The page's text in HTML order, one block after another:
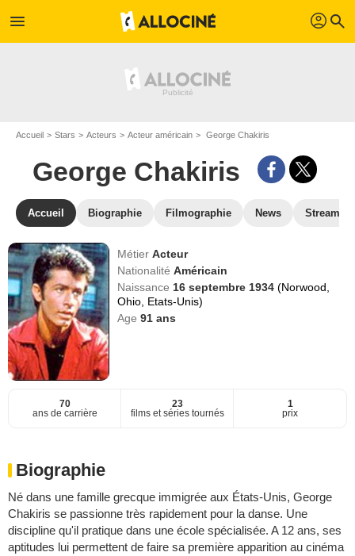
menu profil search
Accueil Stars Acteurs Acteur américain George Chakiris
George Chakiris
Accueil Biographie Filmographie News Streaming
MétierActeur
NationalitéAméricain
Naissance 16 septembre 1934(Norwood,
Ohio, Etats-Unis)
Age91 ans
70
ans de carrière
23
films et séries tournés
1
prix
Biographie
Né dans une famille grecque immigrée aux États-Unis, George
Chakiris se passionne très rapidement pour la danse. Une
discipline qu'il pratique dans une école spécialisée. A 12 ans, ses
aptitudes lui permettent de faire sa première apparition au cinéma